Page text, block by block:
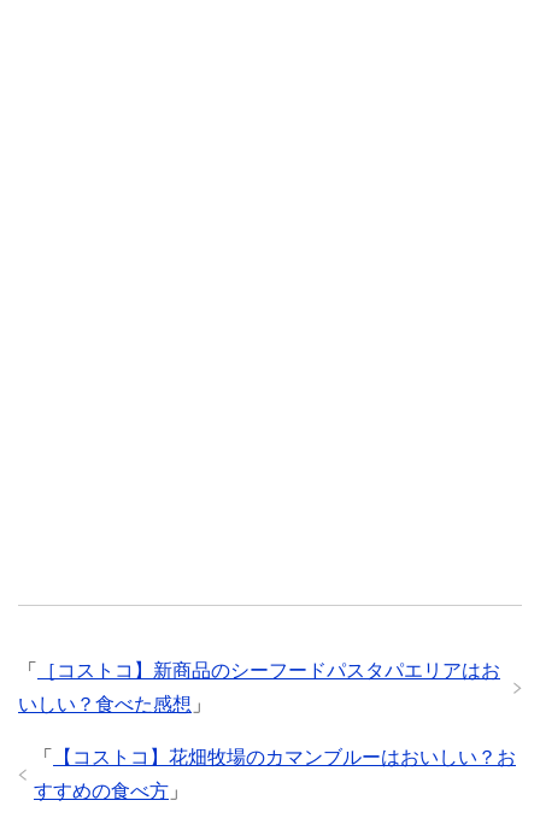
「
［コストコ】新商品のシーフードパスタパエリアはお
いしい？食べた感想 」
「
【コストコ】花畑牧場のカマンブルーはおいしい？お
すすめの食べ方 」